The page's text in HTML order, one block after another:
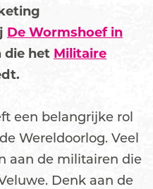
De Wormshoef in
die het Militaire
een belangrijke rol
Wereldoorlog. Veel
aan de militairen die
Denk aan de